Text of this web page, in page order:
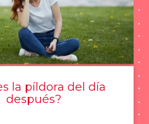
la píldora del día
después?